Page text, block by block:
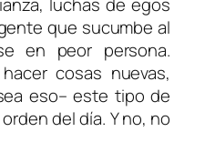
luchas de egos
que sucumbe al
en peor persona.
cosas nuevas,
eso– este tipo de
del día. Y no, no